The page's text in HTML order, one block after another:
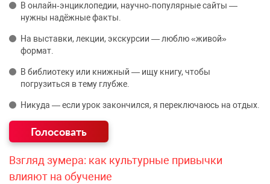
В онлайн‑энциклопедии, научно‑популярные сайты —
нужны надёжные факты.
На выставки, лекции, экскурсии — люблю «живой»
формат.
В библиотеку или книжный — ищу книгу, чтобы
погрузиться в тему глубже.
Никуда — если урок закончился, я переключаюсь на отдых.
Взгляд зумера: как культурные привычки
влияют на обучение